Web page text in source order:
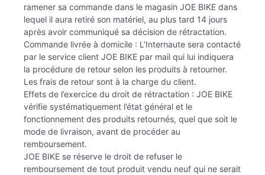
ramener sa commande dans le magasin JOE BIKE dans
lequel il aura retiré son matériel, au plus tard 14 jours
après avoir communiqué sa décision de rétractation.
Commande livrée à domicile : L’Internaute sera contacté
par le service client JOE BIKE par mail qui lui indiquera
la procédure de retour selon les produits à retourner.
Les frais de retour sont à la charge du client.
Effets de l’exercice du droit de rétractation : JOE BIKE
vérifie systématiquement l’état général et le
fonctionnement des produits retournés, quel que soit le
mode de livraison, avant de procéder au
remboursement.
JOE BIKE se réserve le droit de refuser le
remboursement de tout produit vendu neuf qui ne serait